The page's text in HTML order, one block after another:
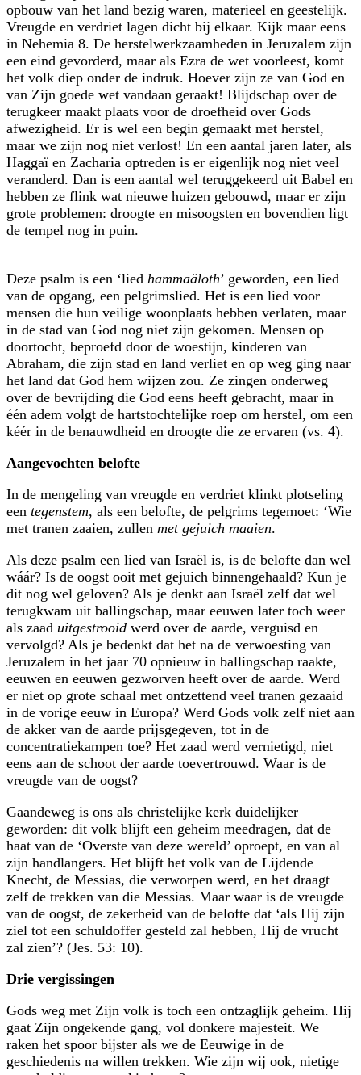
opbouw van het land bezig waren, materieel en geestelijk.
Vreugde en verdriet lagen dicht bij elkaar. Kijk maar eens
in Nehemia 8. De herstelwerkzaamheden in Jeruzalem zijn
een eind gevorderd, maar als Ezra de wet voorleest, komt
het volk diep onder de indruk. Hoever zijn ze van God en
van Zijn goede wet vandaan geraakt! Blijdschap over de
terugkeer maakt plaats voor de droefheid over Gods
afwezigheid. Er is wel een begin gemaakt met herstel,
maar we zijn nog niet verlost! En een aantal jaren later, als
Haggaï en Zacharia optreden is er eigenlijk nog niet veel
veranderd. Dan is een aantal wel teruggekeerd uit Babel en
hebben ze flink wat nieuwe huizen gebouwd, maar er zijn
grote problemen: droogte en misoogsten en bovendien ligt
de tempel nog in puin.
Deze psalm is een ‘lied hammaäloth’ geworden, een lied
van de opgang, een pelgrimslied. Het is een lied voor
mensen die hun veilige woonplaats hebben verlaten, maar
in de stad van God nog niet zijn gekomen. Mensen op
doortocht, beproefd door de woestijn, kinderen van
Abraham, die zijn stad en land verliet en op weg ging naar
het land dat God hem wijzen zou. Ze zingen onderweg
over de bevrijding die God eens heeft gebracht, maar in
één adem volgt de hartstochtelijke roep om herstel, om een
kéér in de benauwdheid en droogte die ze ervaren (vs. 4).
Aangevochten belofte
In de mengeling van vreugde en verdriet klinkt plotseling
een tegenstem, als een belofte, de pelgrims tegemoet: ‘Wie
met tranen zaaien, zullen met gejuich maaien.
Als deze psalm een lied van Israël is, is de belofte dan wel
wáár? Is de oogst ooit met gejuich binnengehaald? Kun je
dit nog wel geloven? Als je denkt aan Israël zelf dat wel
terugkwam uit ballingschap, maar eeuwen later toch weer
als zaad uitgestrooid werd over de aarde, verguisd en
vervolgd? Als je bedenkt dat het na de verwoesting van
Jeruzalem in het jaar 70 opnieuw in ballingschap raakte,
eeuwen en eeuwen gezworven heeft over de aarde. Werd
er niet op grote schaal met ontzettend veel tranen gezaaid
in de vorige eeuw in Europa? Werd Gods volk zelf niet aan
de akker van de aarde prijsgegeven, tot in de
concentratiekampen toe? Het zaad werd vernietigd, niet
eens aan de schoot der aarde toevertrouwd. Waar is de
vreugde van de oogst?
Gaandeweg is ons als christelijke kerk duidelijker
geworden: dit volk blijft een geheim meedragen, dat de
haat van de ‘Overste van deze wereld’ oproept, en van al
zijn handlangers. Het blijft het volk van de Lijdende
Knecht, de Messias, die verworpen werd, en het draagt
zelf de trekken van die Messias. Maar waar is de vreugde
van de oogst, de zekerheid van de belofte dat ‘als Hij zijn
ziel tot een schuldoffer gesteld zal hebben, Hij de vrucht
zal zien’? (Jes. 53: 10).
Drie vergissingen
Gods weg met Zijn volk is toch een ontzaglijk geheim. Hij
gaat Zijn ongekende gang, vol donkere majesteit. We
raken het spoor bijster als we de Eeuwige in de
geschiedenis na willen trekken. Wie zijn wij ook, nietige